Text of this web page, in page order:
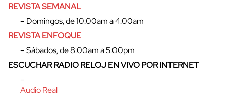
cerrar
REVISTA SEMANAL
– Domingos, de 10:00am a 4:00am
REVISTA ENFOQUE
– Sábados, de 8:00am a 5:00pm
ESCUCHAR RADIO RELOJ EN VIVO POR INTERNET
–
Audio Real